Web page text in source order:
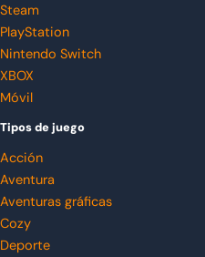
Steam
PlayStation
Nintendo Switch
XBOX
Móvil
Tipos de juego
Acción
Aventura
Aventuras gráficas
Cozy
Deporte